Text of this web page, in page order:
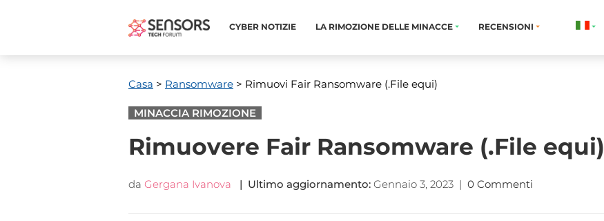
CYBER ​​NOTIZIE LA RIMOZIONE DELLE MINACCE RECENSIONI
Casa > Ransomware > Rimuovi Fair Ransomware (.File equi)
MINACCIA RIMOZIONE
Rimuovere Fair Ransomware (.File equi)
da Gergana Ivanova | Ultimo aggiornamento: Gennaio 3, 2023 | 0 Commenti